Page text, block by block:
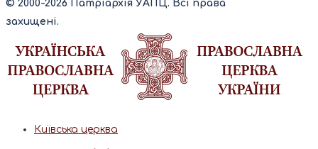
© 2000-2026 Патріархія УАПЦ. Всі права
захищені.
Київська церква